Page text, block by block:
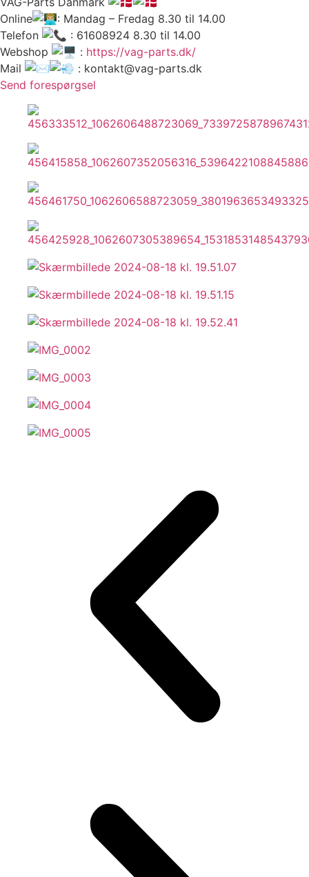
Online
: Mandag – Fredag 8.30 til 14.00
Telefon
: 61608924 8.30 til 14.00
Webshop
: https://vag-parts.dk/
Mail
: kontakt@vag-parts.dk
Send forespørgsel